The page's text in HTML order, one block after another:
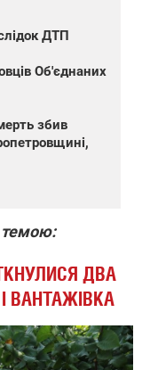
ДТП
Об'єднаних
збив
темою:
ДВА
ВАНТАЖІВКА